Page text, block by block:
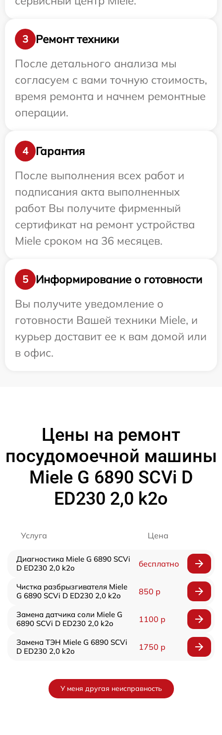
3
Ремонт техники
После детального анализа мы
согласуем с вами точную стоимость,
время ремонта и начнем ремонтные
операции.
4
Гарантия
После выполнения всех работ и
подписания акта выполненных
работ Вы получите фирменный
сертификат на ремонт устройства
Miele сроком на 36 месяцев.
5
Информирование о готовности
Вы получите уведомление о
готовности Вашей техники Miele, и
курьер доставит ее к вам домой или
в офис.
Цены на ремонт
посудомоечной машины
Miele G 6890 SCVi D
ED230 2,0 k2o
Услуга Цена
Диагностика Miele G 6890 SCVi
D ED230 2,0 k2o
бесплатно
Чистка разбрызгивателя Miele
G 6890 SCVi D ED230 2,0 k2o
850 р
Замена датчика соли Miele G
6890 SCVi D ED230 2,0 k2o
1100 р
Замена ТЭН Miele G 6890 SCVi
D ED230 2,0 k2o
1750 р
У меня другая неисправность